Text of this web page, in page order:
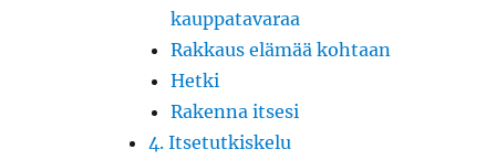
kauppatavaraa
Rakkaus elämää kohtaan
Hetki
Rakenna itsesi
4. Itsetutkiskelu